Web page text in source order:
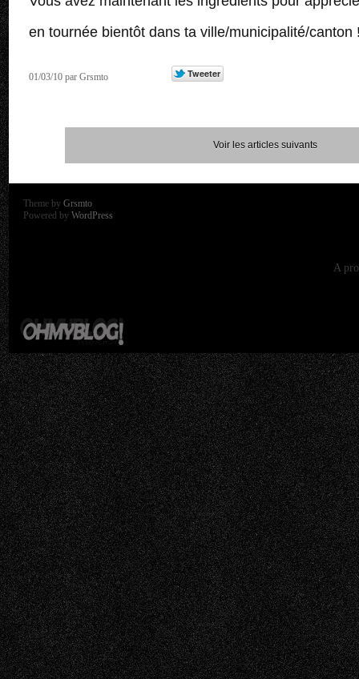
en tournée bientôt dans ta ville/municipalité/canton
01/03/10 par Grsmto
Voir les articles suivants
Theme by Grsmto
Powered by WordPress
A